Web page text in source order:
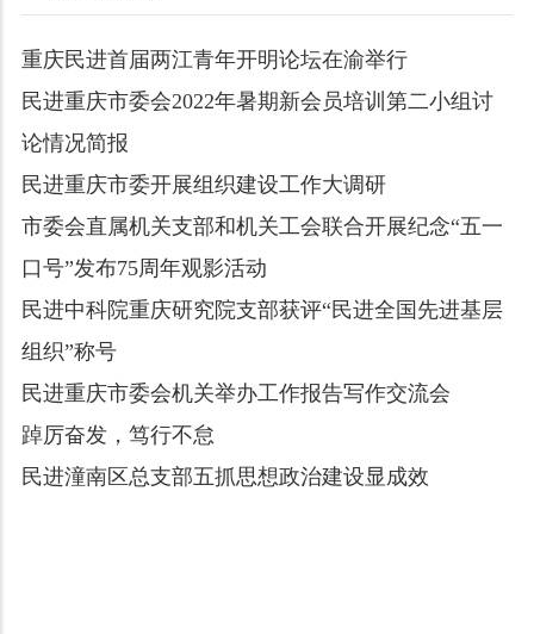
重庆民进首届两江青年开明论坛在渝举行
民进重庆市委会2022年暑期新会员培训第二小组讨
论情况简报
民进重庆市委开展组织建设工作大调研
市委会直属机关支部和机关工会联合开展纪念“五一
口号”发布75周年观影活动
民进中科院重庆研究院支部获评“民进全国先进基层
组织”称号
民进重庆市委会机关举办工作报告写作交流会
踔厉奋发，笃行不怠
民进潼南区总支部五抓思想政治建设显成效